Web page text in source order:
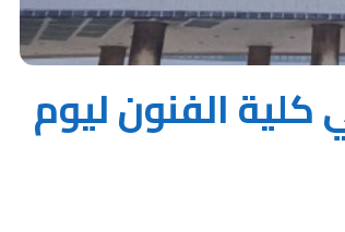
كلية الفنون ليوم